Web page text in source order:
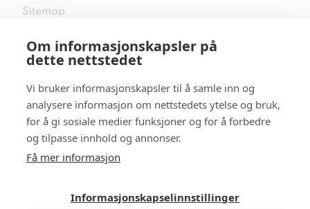
Om informasjonskapsler på
dette nettstedet
Vi bruker informasjonskapsler til å samle inn og
analysere informasjon om nettstedets ytelse og bruk,
for å gi sosiale medier funksjoner og for å forbedre
og tilpasse innhold og annonser.
Få mer informasjon
Informasjonskapselinnstillinger
Sitemap
Følg oss i sosiale medier